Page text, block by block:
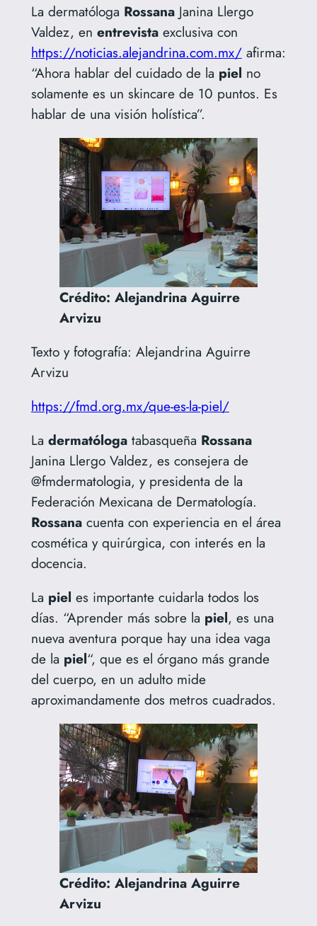
La dermatóloga RossanaJanina Llergo
Valdez, en entrevistaexclusiva con
https://noticias.alejandrina.com.mx/afirma:
“Ahora hablar del cuidado de la piel no
solamente es un skincare de 10 puntos. Es
hablar de una visión holística”.
Crédito: Alejandrina Aguirre
Arvizu
Texto y fotografía: Alejandrina Aguirre
Arvizu
https://fmd.org.mx/que-es-la-piel/
La dermatólogatabasqueña Rossana
Janina Llergo Valdez, es consejera de
@fmdermatologia, y presidenta de la
Federación Mexicana de Dermatología.
Rossanacuenta con experiencia en el área
cosmética y quirúrgica, con interés en la
docencia.
La piel es importante cuidarla todos los
días. “Aprender más sobre la piel, es una
nueva aventura porque hay una idea vaga
de la piel“, que es el órgano más grande
del cuerpo, en un adulto mide
aproximandamente dos metros cuadrados.
Crédito: Alejandrina Aguirre
Arvizu